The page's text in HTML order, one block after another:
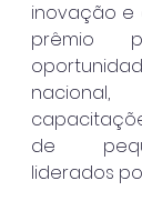
inovação e
prêmio
de
liderados